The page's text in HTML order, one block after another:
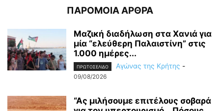
ΠΑΡΟΜΟΙΑ ΑΡΘΡΑ
Μαζική διαδήλωση στα Χανιά για
μία “ελεύθερη Παλαιστίνη” στις
1.000 ημέρες...
ΠΡΩΤΟΣΕΛΙΔΟ Αγώνας της Κρήτης -
09/08/2026
“Ας μιλήσουμε επιτέλους σοβαρά